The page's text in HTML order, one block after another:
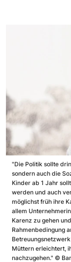
"Die Politik sollte
sondern auch die
Kinder ab 1 Jahr
werden und auch
möglichst früh ihre
allem
Karenz zu gehen
Rahmenbedingung
Müttern erleichtert,
nachzugehen." ©